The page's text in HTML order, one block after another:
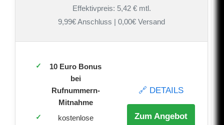
Effektivpreis: 5,42 € mtl.
9,99€ Anschluss | 0,00€ Versand
10 Euro Bonus
bei
Rufnummern-
Mitnahme
kostenlose
🔗 DETAILS
Zum Angebot